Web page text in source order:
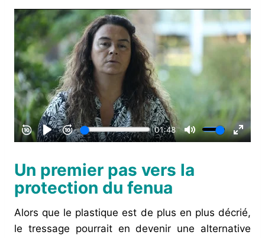
Un premier pas vers la
protection du fenua
Alors que le plastique est de plus en plus décrié,
le tressage pourrait en devenir une alternative